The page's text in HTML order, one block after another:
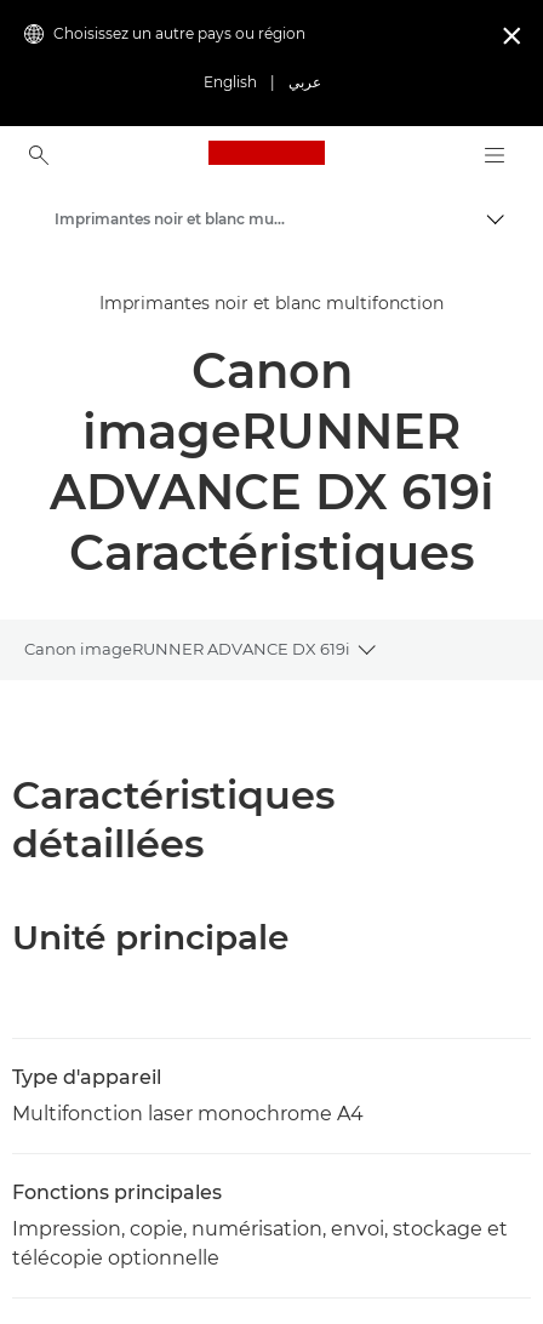
Choisissez un autre pays ou région
English عربي

Canon Logo, back to
Solutions et services
Produits professionnels
Imprimantes multifonctions - Multifonctions
Imprimantes noir et blanc multifonction
Imprimantes noir et blanc multifonction
Canon
imageRUNNER
ADVANCE DX 619i
Caractéristiques
Canon imageRUNNER ADVANCE DX 619i
Toggle breadcrumbs
Assistance
Caractéristiques
détaillées
Unité principale
Type d'appareil
Multifonction laser monochrome A4
Fonctions principales
Impression, copie, numérisation, envoi, stockage et
télécopie optionnelle